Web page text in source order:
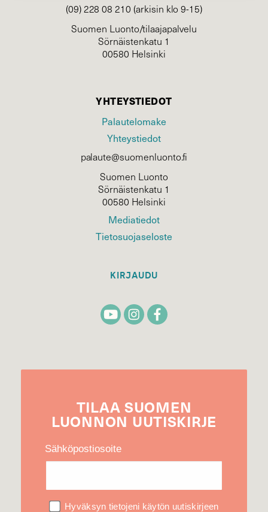
(09) 228 08 210 (arkisin klo 9-15)
Suomen Luonto/tilaajapalvelu
Sörnäistenkatu 1
00580 Helsinki
YHTEYSTIEDOT
Palautelomake
Yhteystiedot
palaute@suomenluonto.fi
Suomen Luonto
Sörnäistenkatu 1
00580 Helsinki
Mediatiedot
Tietosuojaseloste
KIRJAUDU
TILAA SUOMEN
LUONNON UUTIS­KIRJE
Sähköpostiosoite
Hyväksyn tietojeni käytön uutiskirjeen